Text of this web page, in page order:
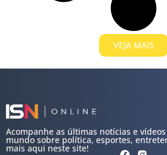
VEJA MAIS
Acompanhe as últimas notícias e
mundo sobre política, esportes,
mais aqui neste site!